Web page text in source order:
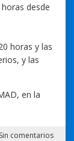
desde
horas y las
y las
en la
Sin comentarios